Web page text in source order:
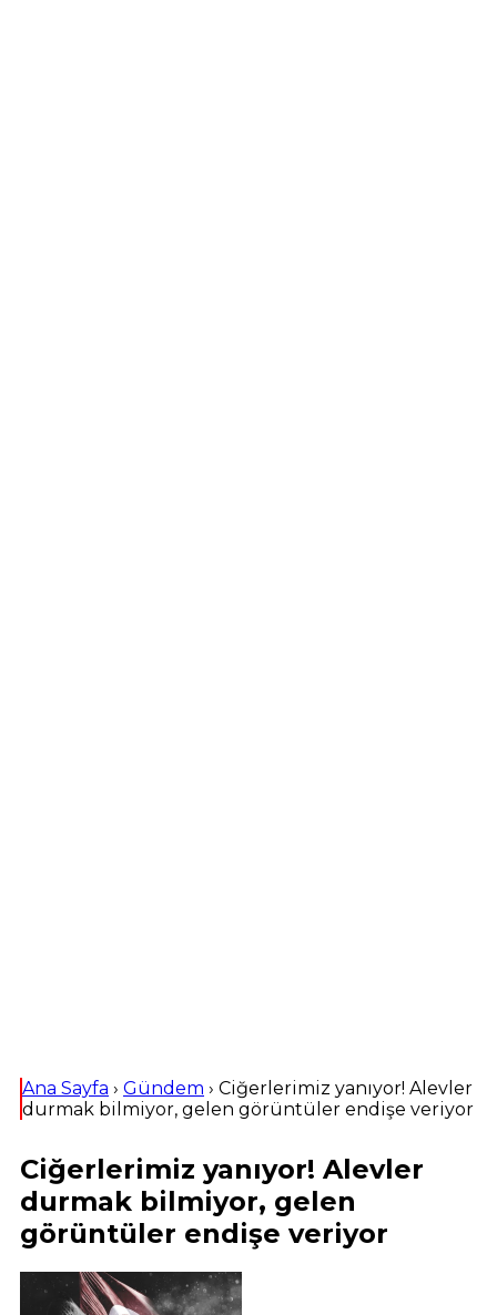
Ana Sayfa › Gündem › Ciğerlerimiz yanıyor! Alevler
durmak bilmiyor, gelen görüntüler endişe veriyor
Ciğerlerimiz yanıyor! Alevler
durmak bilmiyor, gelen
görüntüler endişe veriyor